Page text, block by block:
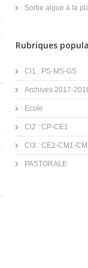
Sortie algue à la
Rubriques
Cl1 : PS-MS-GS
Archives 2017-
Ecole
Cl2 : CP-CE1
Cl3 : CE2-CM1-
PASTORALE